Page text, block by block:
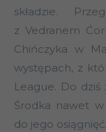
składzie.
z Vedranem
Chińczyka w
występach, z
League. Do
Środka nawet w
do jego osiągnięć.